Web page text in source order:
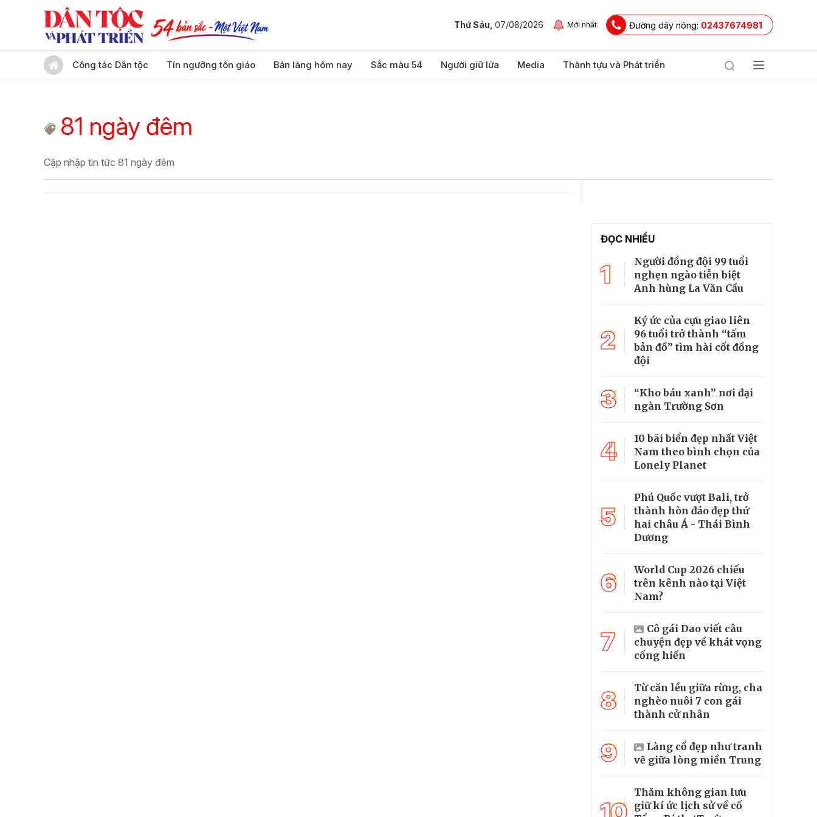
Thứ Sáu, 07/08/2026 Mới nhất Đường dây nóng: 02437674981
Công tác Dân tộc Tín ngưỡng tôn giáo Bản làng hôm nay Sắc màu 54 Người giữ lửa Media Thành tựu và Phát triển
81 ngày đêm
Cập nhập tin tức 81 ngày đêm
ĐỌC NHIỀU
1
Người đồng đội 99 tuổi
nghẹn ngào tiễn biệt
Anh hùng La Văn Cầu
2
Ký ức của cựu giao liên
96 tuổi trở thành “tấm
bản đồ” tìm hài cốt đồng
đội
3
“Kho báu xanh” nơi đại
ngàn Trường Sơn
4
10 bãi biển đẹp nhất Việt
Nam theo bình chọn của
Lonely Planet
5
Phú Quốc vượt Bali, trở
thành hòn đảo đẹp thứ
hai châu Á - Thái Bình
Dương
6
World Cup 2026 chiếu
trên kênh nào tại Việt
Nam?
7
Cô gái Dao viết câu
chuyện đẹp về khát vọng
cống hiến
8
Từ căn lều giữa rừng, cha
nghèo nuôi 7 con gái
thành cử nhân
9
Làng cổ đẹp như tranh
vẽ giữa lòng miền Trung
Thăm không gian lưu
giữ kí ức lịch sử về cố